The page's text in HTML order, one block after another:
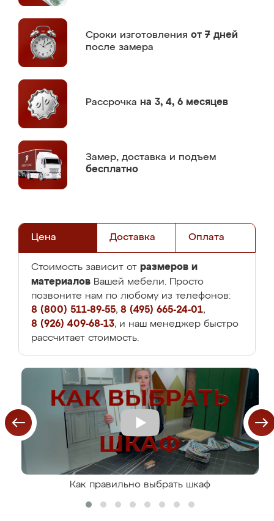
Сроки изготовления от 7 дней
после замера
Рассрочка на 3, 4, 6 месяцев
Замер, доставка и подъем
бесплатно
Цена Доставка Оплата
Стоимость зависит от размеров и
материалов Вашей мебели. Просто
позвоните нам по любому из телефонов:
8 (800) 511-89-55, 8 (495) 665-24-01,
8 (926) 409-68-13, и наш менеджер быстро
рассчитает стоимость.
Как правильно выбрать шкаф